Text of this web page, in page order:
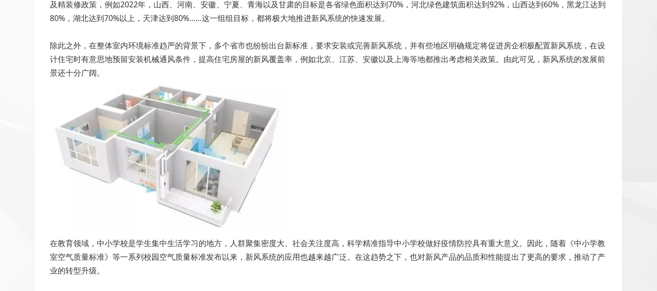
及精装修政策，例如2022年，山西、河南、安徽、宁夏、青海以及甘肃的目标是各省绿色面积达到70%，河北绿色建筑面积达到92%，山西达到60%，黑龙江达到
80%，湖北达到70%以上，天津达到80%……这一组组目标，都将极大地推进新风系统的快速发展。
除此之外，在整体室内环境标准趋严的背景下，多个省市也纷纷出台新标准，要求安装或完善新风系统，并有些地区明确规定将促进房企积极配置新风系统，在设
计住宅时有意思地预留安装机械通风条件，提高住宅房屋的新风覆盖率，例如北京、江苏、安徽以及上海等地都推出考虑相关政策。由此可见，新风系统的发展前
景还十分广阔。
在教育领域，中小学校是学生集中生活学习的地方，人群聚集密度大、社会关注度高，科学精准指导中小学校做好疫情防控具有重大意义。因此，随着《中小学教
室空气质量标准》等一系列校园空气质量标准发布以来，新风系统的应用也越来越广泛。在这趋势之下，也对新风产品的品质和性能提出了更高的要求，推动了产
业的转型升级。